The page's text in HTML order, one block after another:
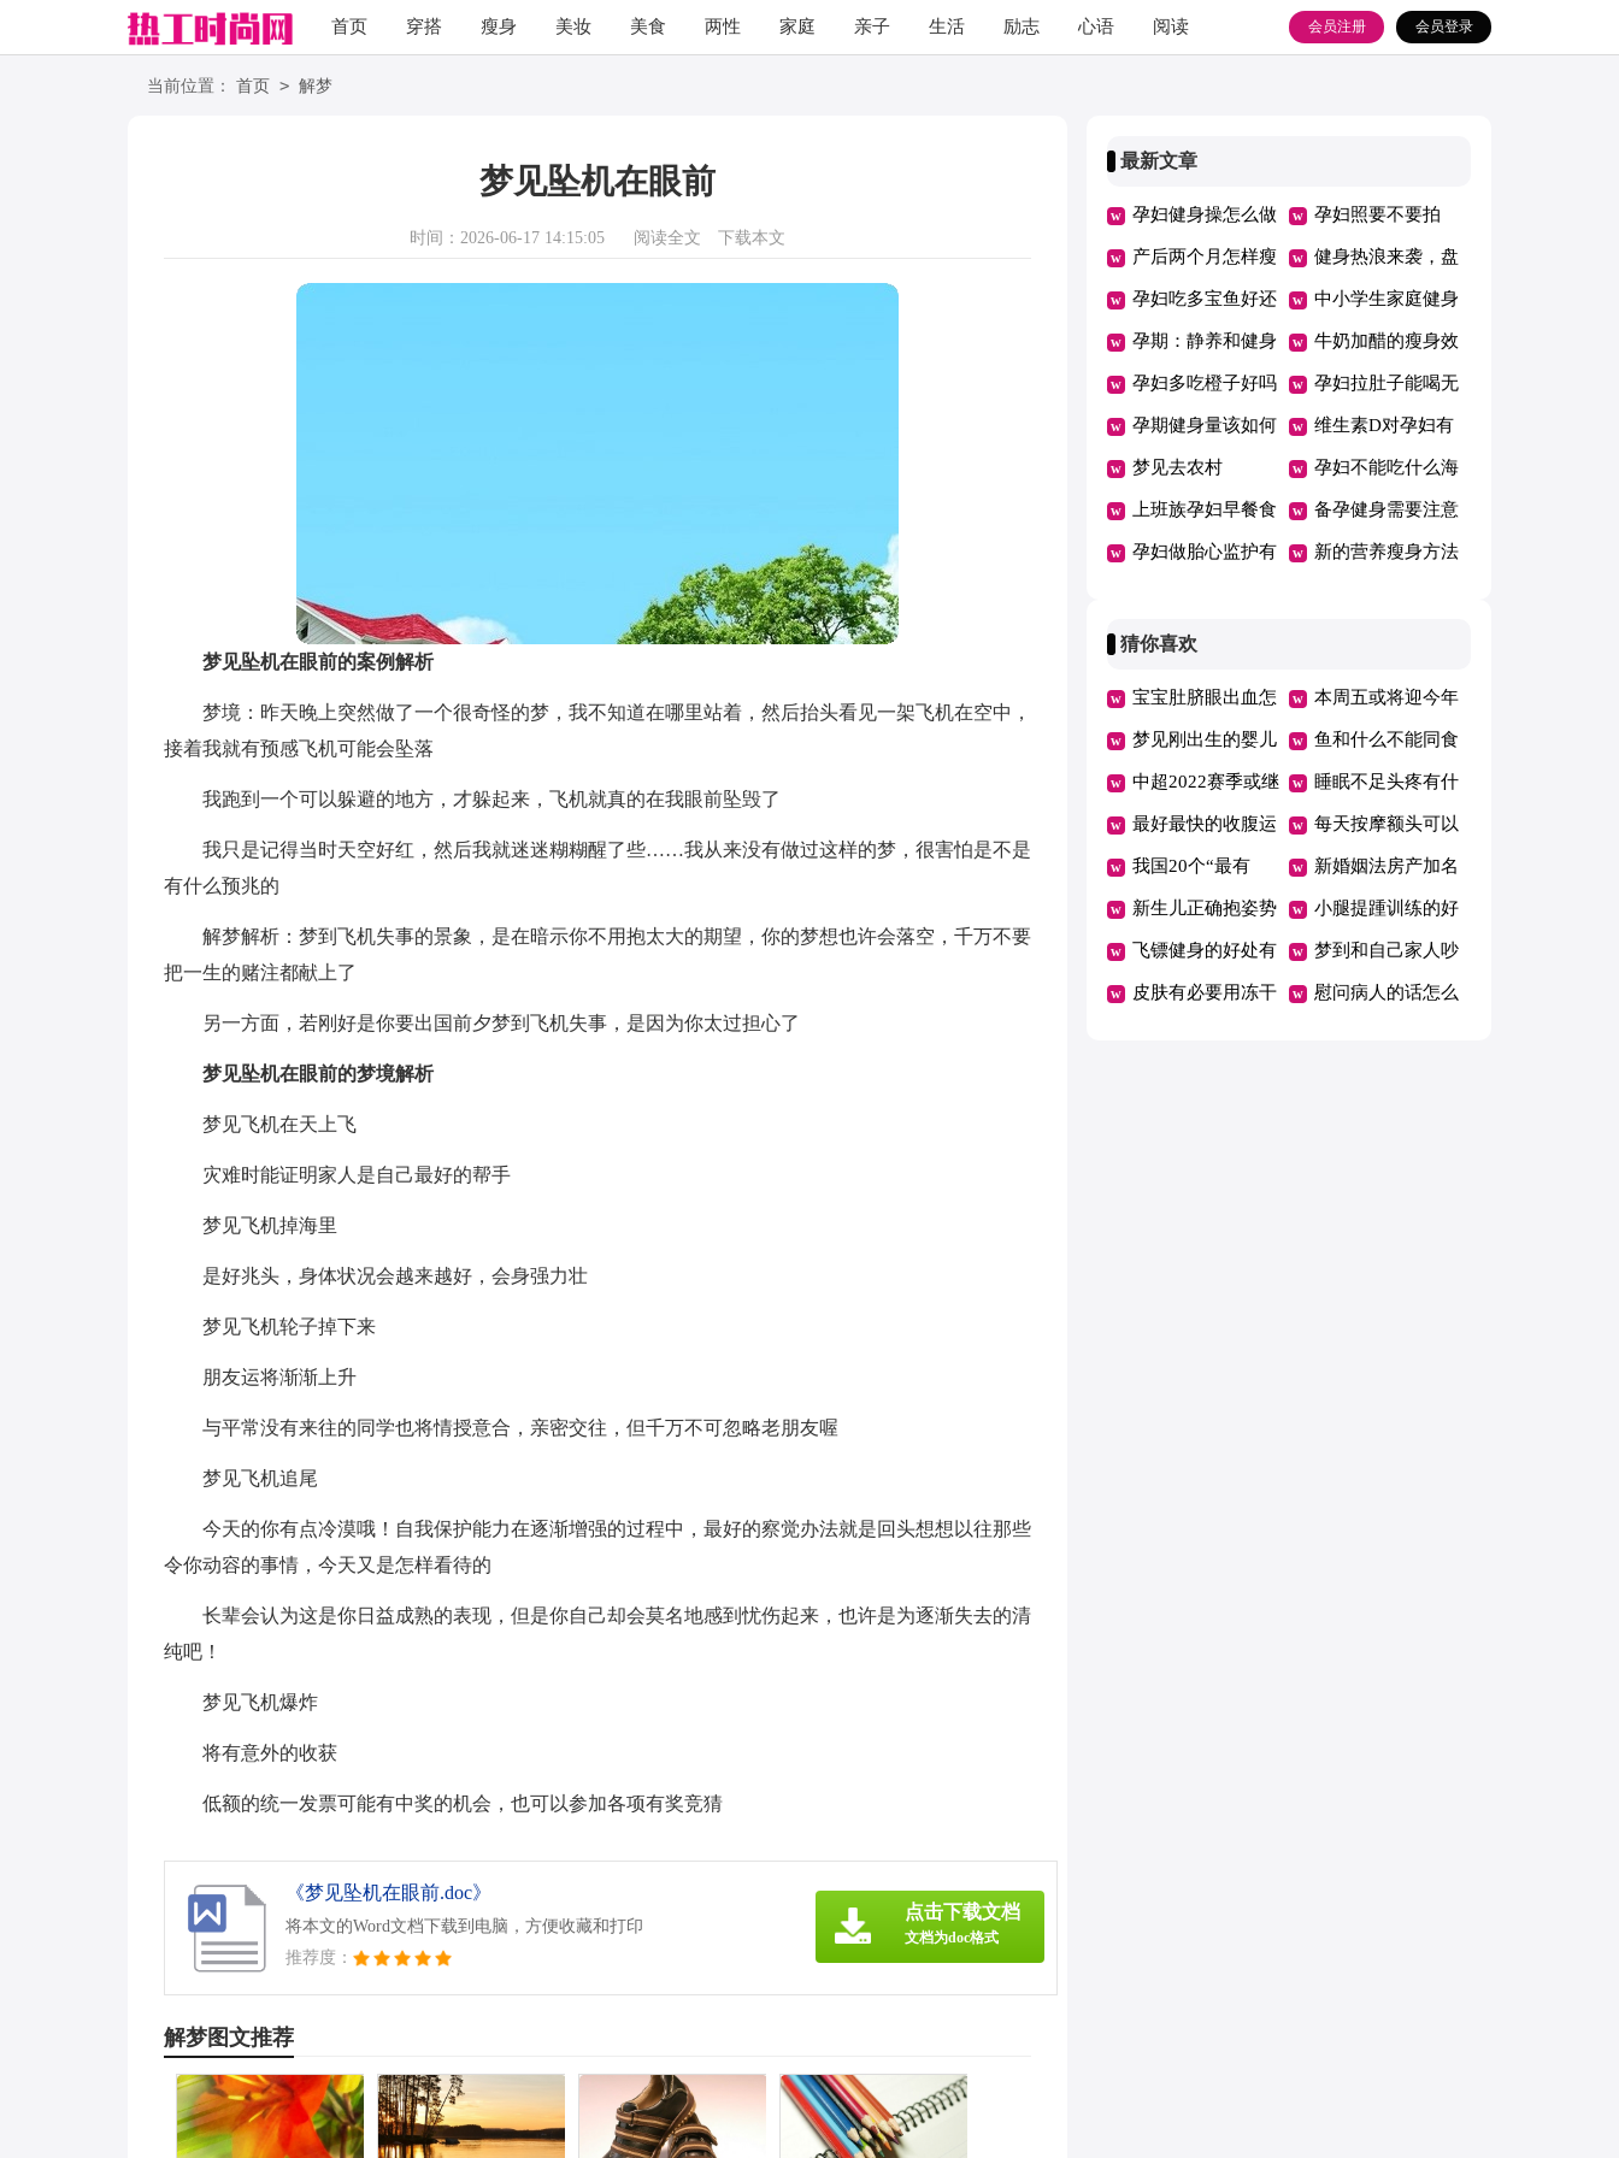
首页 穿搭 瘦身 美妆 美食 两性 家庭 亲子 生活 励志 心语 阅读 会员登录
会员注册
当前位置： 首页 > 解梦
梦见坠机在眼前
时间：2026-06-17 14:15:05 阅读全文 下载本文
梦见坠机在眼前的案例解析
梦境：昨天晚上突然做了一个很奇怪的梦，我不知道在哪里站着，然后抬头看见一架飞机在空中，
接着我就有预感飞机可能会坠落
我跑到一个可以躲避的地方，才躲起来，飞机就真的在我眼前坠毁了
我只是记得当时天空好红，然后我就迷迷糊糊醒了些……我从来没有做过这样的梦，很害怕是不是
有什么预兆的
解梦解析：梦到飞机失事的景象，是在暗示你不用抱太大的期望，你的梦想也许会落空，千万不要
把一生的赌注都献上了
另一方面，若刚好是你要出国前夕梦到飞机失事，是因为你太过担心了
梦见坠机在眼前的梦境解析
梦见飞机在天上飞
灾难时能证明家人是自己最好的帮手
梦见飞机掉海里
是好兆头，身体状况会越来越好，会身强力壮
梦见飞机轮子掉下来
朋友运将渐渐上升
与平常没有来往的同学也将情授意合，亲密交往，但千万不可忽略老朋友喔
梦见飞机追尾
今天的你有点冷漠哦！自我保护能力在逐渐增强的过程中，最好的察觉办法就是回头想想以往那些
令你动容的事情，今天又是怎样看待的
长辈会认为这是你日益成熟的表现，但是你自己却会莫名地感到忧伤起来，也许是为逐渐失去的清
纯吧！
梦见飞机爆炸
将有意外的收获
低额的统一发票可能有中奖的机会，也可以参加各项有奖竞猜
《梦见坠机在眼前.doc》
将本文的Word文档下载到电脑，方便收藏和打印
推荐度：
点击下载文档
文档为doc格式
解梦图文推荐
最新文章
孕妇健身操怎么做 孕妇照要不要拍
产后两个月怎样瘦
身
健身热浪来袭，盘
点健身的7大误区
孕妇吃多宝鱼好还
是鲈鱼好
中小学生家庭健身
运动
孕期：静养和健身
都要适当
牛奶加醋的瘦身效
果好吗
孕妇多吃橙子好吗 孕妇拉肚子能喝无
花果叶水吗
孕期健身量该如何
控制
维生素D对孕妇有
什么影响
梦见去农村 孕妇不能吃什么海
鲜
上班族孕妇早餐食
谱大全
备孕健身需要注意
什么
孕妇做胎心监护有 新的营养瘦身方法
猜你喜欢
宝宝肚脐眼出血怎
么回事
本周五或将迎今年
油价首跌
梦见刚出生的婴儿
满嘴牙
鱼和什么不能同食
中超2022赛季或继
续赛会制空场举行
睡眠不足头疼有什
么好办法
最好最快的收腹运
动是什么
每天按摩额头可以
消除皱纹吗
我国20个“最有
钱”城市公布
新婚姻法房产加名
无效是吗
新生儿正确抱姿势
图解
小腿提踵训练的好
处
飞镖健身的好处有
哪些
梦到和自己家人吵
架哭了
皮肤有必要用冻干 慰问病人的话怎么